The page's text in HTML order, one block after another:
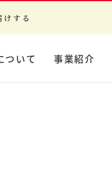
ついて 事業紹介